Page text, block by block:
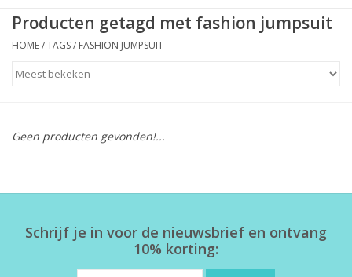
Schoenen
Producten getagd met fashion jumpsuit
HOME/TAGS/ FASHION JUMPSUIT
Geen producten gevonden!...
Schrijf je in voor de nieuwsbrief en ontvang
10% korting: